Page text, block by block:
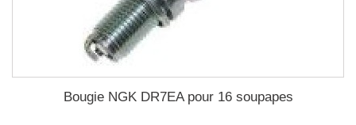
Bougie NGK DR7EA pour 16 soupapes